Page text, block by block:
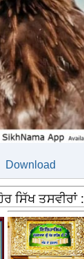
Download
ਸਿੱਖ ਤਸਵੀਰਾਂ :